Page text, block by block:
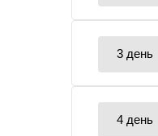
3 день
4 день